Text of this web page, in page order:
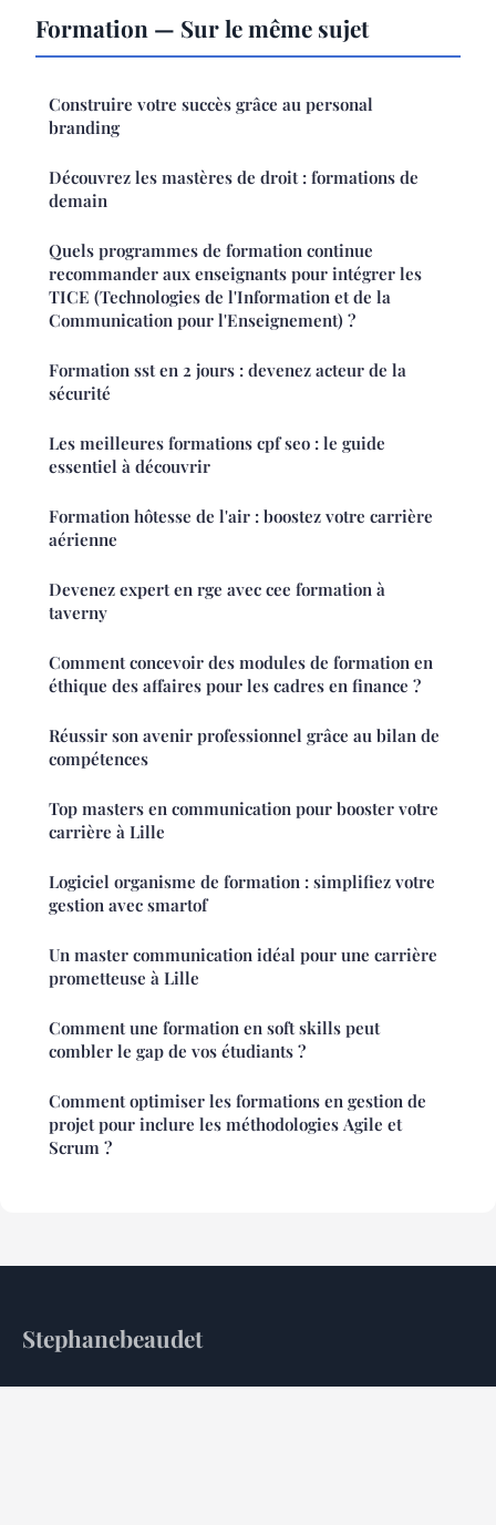
Formation — Sur le même sujet
Construire votre succès grâce au personal
branding
Découvrez les mastères de droit : formations de
demain
Quels programmes de formation continue
recommander aux enseignants pour intégrer les
TICE (Technologies de l'Information et de la
Communication pour l'Enseignement) ?
Formation sst en 2 jours : devenez acteur de la
sécurité
Les meilleures formations cpf seo : le guide
essentiel à découvrir
Formation hôtesse de l'air : boostez votre carrière
aérienne
Devenez expert en rge avec cee formation à
taverny
Comment concevoir des modules de formation en
éthique des affaires pour les cadres en finance ?
Réussir son avenir professionnel grâce au bilan de
compétences
Top masters en communication pour booster votre
carrière à Lille
Logiciel organisme de formation : simplifiez votre
gestion avec smartof
Un master communication idéal pour une carrière
prometteuse à Lille
Comment une formation en soft skills peut
combler le gap de vos étudiants ?
Comment optimiser les formations en gestion de
projet pour inclure les méthodologies Agile et
Scrum ?
Stephanebeaudet